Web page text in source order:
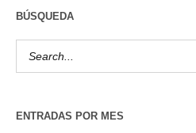
BÚSQUEDA
ENTRADAS POR MES